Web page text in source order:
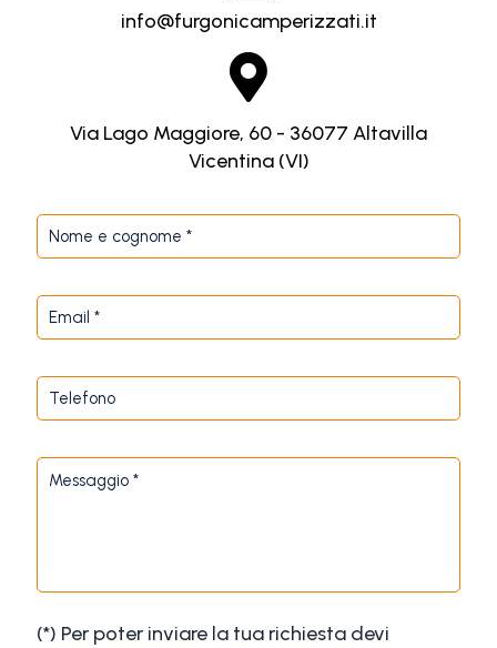
info@furgonicamperizzati.it
Via Lago Maggiore, 60 - 36077 Altavilla
Vicentina (VI)
(*) Per poter inviare la tua richiesta devi